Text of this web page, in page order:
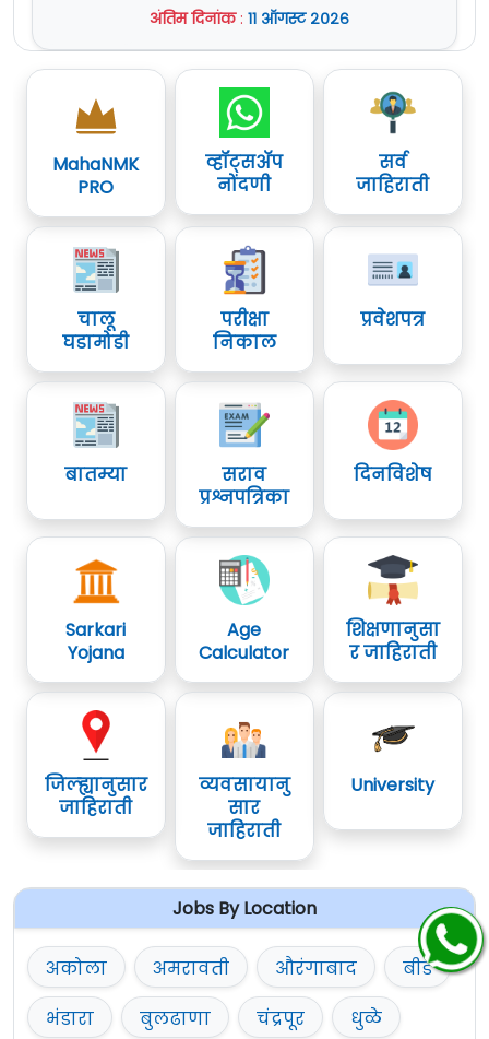
अंतिम दिनांक: ११ ऑगस्ट २०२६
MahaNMK
PRO
व्हॉट्सॲप
नोंदणी
सर्व
जाहिराती
चालू
घडामोडी
परीक्षा
निकाल
प्रवेशपत्र
बातम्या
सराव
प्रश्नपत्रिका
दिनविशेष
Sarkari
Yojana
Age
Calculator
शिक्षणानुसा
र जाहिराती
जिल्ह्यानुसार
जाहिराती
व्यवसायानु
सार
जाहिराती
University
Jobs By Location
अकोला अमरावती औरंगाबाद
बीड
भंडारा
बुलढाणा चंद्रपूर
धुळे